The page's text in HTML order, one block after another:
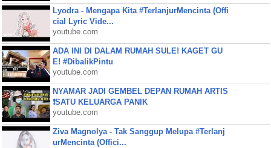
Lyodra - Mengapa Kita #TerlanjurMencinta (Offi
cial Lyric Vide...
youtube.com
ADA INI DI DALAM RUMAH SULE! KAGET GU
E! #DibalikPintu
youtube.com
NYAMAR JADI GEMBEL DEPAN RUMAH ARTIS
❗SATU KELUARGA PANIK
youtube.com
Ziva Magnolya - Tak Sanggup Melupa #Terlanj
urMencinta (Offici...